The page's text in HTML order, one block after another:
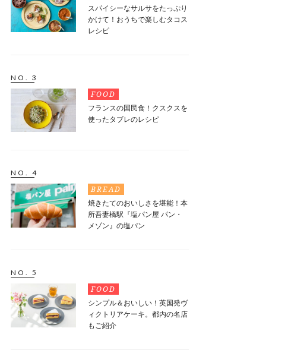
スパイシーなサルサをたっぷり
かけて！おうちで楽しむタコス
レシピ
NO. 3
FOOD
フランスの国民食！クスクスを
使ったタブレのレシピ
NO. 4
BREAD
焼きたてのおいしさを堪能！本
所吾妻橋駅『塩パン屋 パン・
メゾン』の塩パン
NO. 5
FOOD
シンプル＆おいしい！英国発ヴ
ィクトリアケーキ。都内の名店
もご紹介